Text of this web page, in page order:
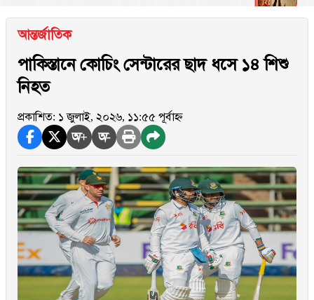
আন্তর্জাতিক
পাকিস্তানে কোচিং সেন্টারের ছাদ ধসে ১৪ শিশু
নিহত
প্রকাশিত: ১ জুলাই, ২০২৬, ১১:৫৫ পূর্বাহ্ন
অ+ অ-